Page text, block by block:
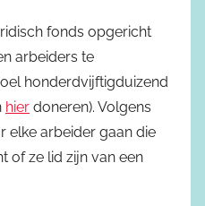
fonds opgericht
arbeiders te
honderdvijftigduizend
hier doneren). Volgens
elke arbeider gaan die
of ze lid zijn van een